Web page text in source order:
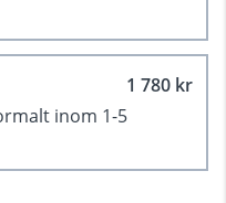
1 780 kr
inom 1-5